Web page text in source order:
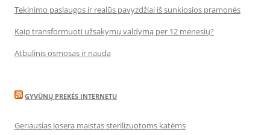
Tekinimo paslaugos ir realūs pavyzdžiai iš sunkiosios pramonės
Kaip transformuoti užsakymų valdymą per 12 mėnesių?
Atbulinis osmosas ir nauda
GYVŪNŲ PREKĖS INTERNETU
Geriausias Josera maistas sterilizuotoms katėms